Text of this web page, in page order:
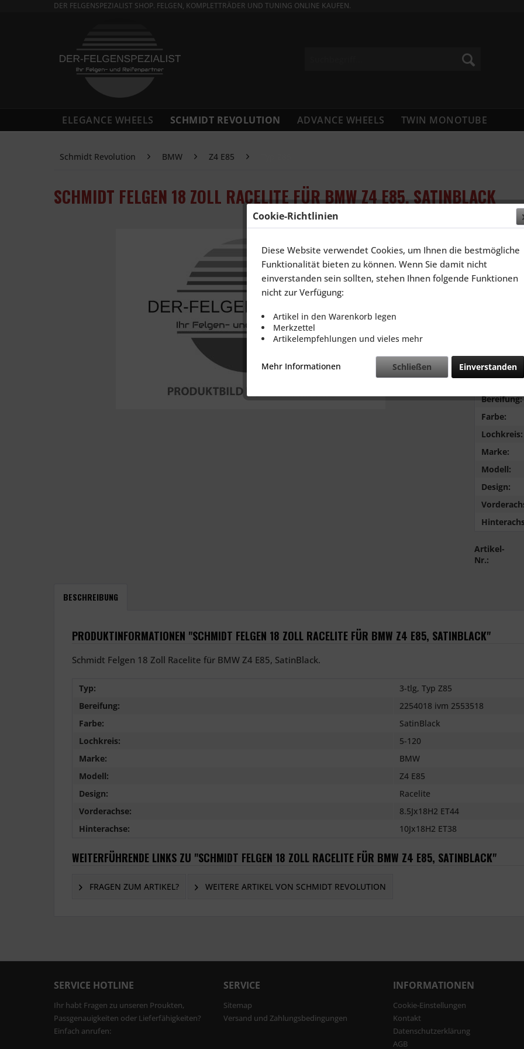
DER FELGENSPEZIALIST SHOP. FELGEN, KOMPLETTRÄDER UND TUNING ONLINE KAUFEN.
ELEGANCE WHEELS SCHMIDT REVOLUTION ADVANCE WHEELS TWIN MONOTUBE
Schmidt Revolution BMW Z4 E85
SCHMIDT FELGEN 18 ZOLL RACELITE FÜR BMW Z4 E85, SATINBLACK
Inhalt:4
inkl. MwSt.
Lieferzeit
Typ:
Bereifung:
Farbe:
Lochkreis:
Marke:
Modell:
Design:
Artikel-
Nr.:
BESCHREIBUNG
PRODUKTINFORMATIONEN "SCHMIDT FELGEN 18 ZOLL RACELITE FÜR BMW Z4 E85, SATINBLACK"
Schmidt Felgen 18 Zoll Racelite für BMW Z4 E85, SatinBlack.
Typ:
3-tlg, Typ Z85
Bereifung:
2254018 ivm 2553518
Farbe:
SatinBlack
Lochkreis:
5-120
Marke:
BMW
Modell:
Z4 E85
Design:
Racelite
Vorderachse:
8.5Jx18H2 ET44
Hinterachse:
10Jx18H2 ET38
WEITERFÜHRENDE LINKS ZU "SCHMIDT FELGEN 18 ZOLL RACELITE FÜR BMW Z4 E85, SATINBLACK"
FRAGEN ZUM ARTIKEL? WEITERE ARTIKEL VON SCHMIDT REVOLUTION
SERVICE HOTLINE
Ihr habt Fragen zu unseren Proukten,
Passgenauigkeiten oder Lieferfähigkeiten?
Einfach anrufen:
SERVICE
Sitemap
Versand und Zahlungsbedingungen
INFORMATIONEN
Cookie-Einstellungen
Kontakt
Datenschutzerklärung
AGB
Cookie-Richtlinien
Diese Website verwendet Cookies, um Ihnen die bestmögliche
Funktionalität bieten zu können. Wenn Sie damit nicht
einverstanden sein sollten, stehen Ihnen folgende Funktionen
nicht zur Verfügung:
Artikel in den Warenkorb legen
Merkzettel
Artikelempfehlungen und vieles mehr
Mehr Informationen Einverstanden
Schließen